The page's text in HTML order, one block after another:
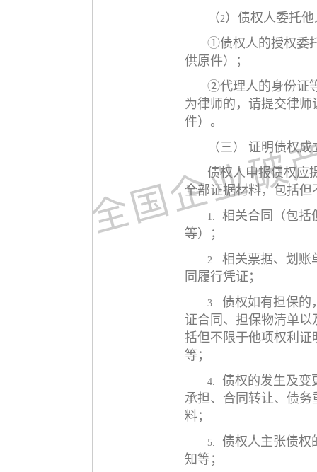
（2）债权人委托
①债权人的授权委
供原件）；
②代理人的身份证
为律师的，请提交律
件）。
（三）
证明债权成
债权人申报债权应
全部证据材料，包括但
1.
相关合同（包括
等）；
2.
相关票据、划账
同履行凭证；
3.
债权如有担保的
证合同、担保物清单
括但不限于他项权利
等；
4.
债权的发生及变
承担、合同转让、债
料；
5.
债权人主张债权
知等；